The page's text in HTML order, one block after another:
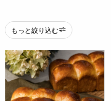
もっと絞り込む